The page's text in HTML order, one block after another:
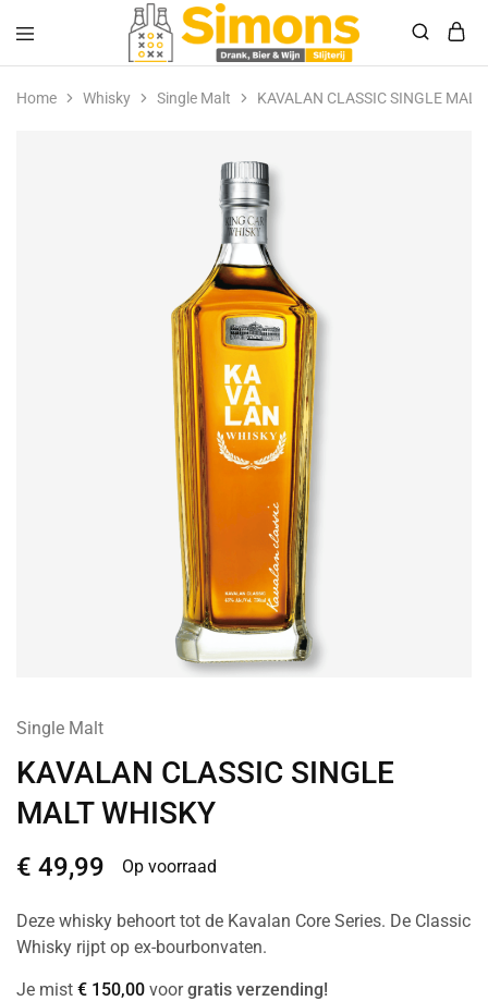
Simonsdrank.nl
Drank,
Bier
&
Home Whisky Single Malt KAVALAN CLASSIC SINGLE MALT
Single Malt
KAVALAN CLASSIC SINGLE
MALT WHISKY
€ 49,99 Op voorraad
Deze whisky behoort tot de Kavalan Core Series. De Classic
Whisky rijpt op ex-bourbonvaten.
Je mist € 150,00 voorgratis verzending!